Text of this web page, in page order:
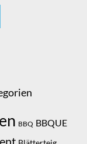
BBQ BBQUE